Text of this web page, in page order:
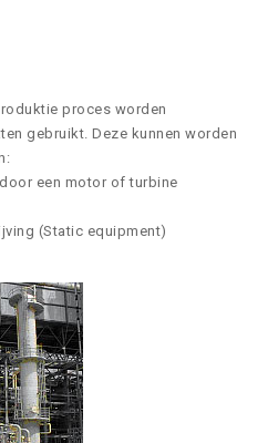
proces worden
gebruikt. Deze kunnen worden
een motor of turbine
(Static equipment)